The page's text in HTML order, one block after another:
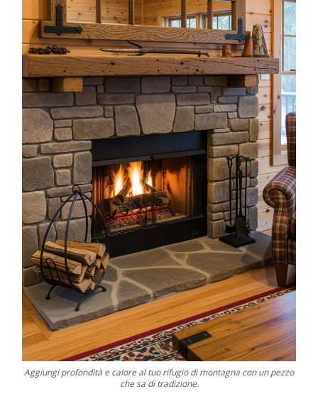
Aggiungi profondità e calore al tuo rifugio di montagna con un pezzo
che sa di tradizione.